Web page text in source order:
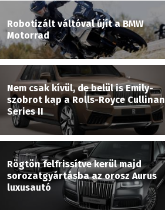
Robotizált váltóval újít a BMW
Motorrad
Nem csak kívül, de belül is Emily-
szobrot kap a Rolls-Royce Cullinan
Series II
Rögtön felfrissítve kerül majd
sorozatgyártásba az orosz Aurus
luxusautó